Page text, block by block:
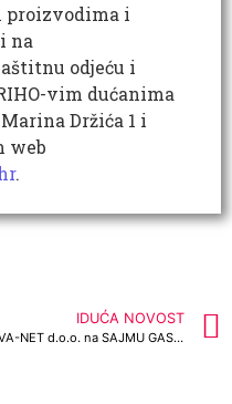
proizvodima i
na
odjeću i
vim dućanima
Držića 1 i
web
.
IDUĆA NOVOST
VIVA-NET d.o.o. na SAJMU GAST 2024